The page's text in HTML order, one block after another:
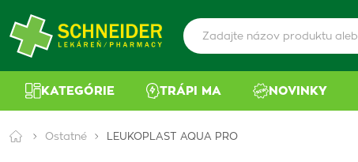
KATEGÓRIE TRÁPI MA NOVINKY
Ostatné LEUKOPLAST AQUA PRO